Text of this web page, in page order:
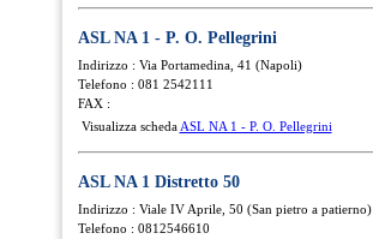
ASL NA 1 - P. O. Pellegrini
Indirizzo : Via Portamedina, 41 (Napoli)
Telefono : 081 2542111
FAX :
Visualizza scheda ASL NA 1 - P. O. Pellegrini
ASL NA 1 Distretto 50
Indirizzo : Viale IV Aprile, 50 (San pietro a patierno)
Telefono : 0812546610